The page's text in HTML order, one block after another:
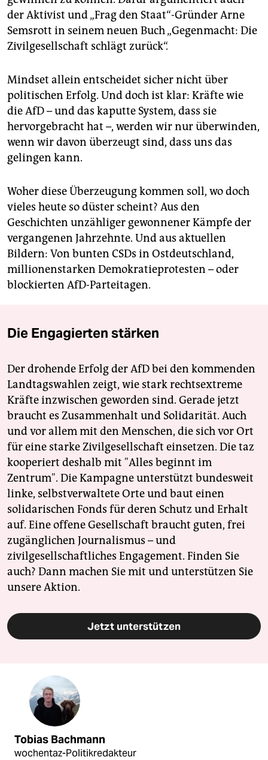
der Aktivist und „Frag den Staat“-Gründer Arne
Semsrott in seinem neuen Buch „Gegenmacht: Die
Zivilgesellschaft schlägt zurück“.⁦
Mindset allein entscheidet sicher nicht über
politischen Erfolg. Und doch ist klar: Kräfte wie
die AfD – und das kaputte System, dass sie
hervorgebracht hat –, werden wir nur überwinden,
wenn wir davon überzeugt sind, dass uns das
gelingen kann.
Woher diese Überzeugung kommen soll, wo doch
vieles heute so düster scheint? Aus den
Geschichten unzähliger gewonnener Kämpfe der
vergangenen Jahrzehnte. Und aus aktuellen
Bildern: Von bunten CSDs in Ostdeutschland,
millionenstarken Demokratieprotesten – oder
blockierten AfD-Parteitagen.
Die Engagierten stärken
Der drohende Erfolg der AfD bei den kommenden
Landtagswahlen zeigt, wie stark rechtsextreme
Kräfte inzwischen geworden sind. Gerade jetzt
braucht es Zusammenhalt und Solidarität. Auch
und vor allem mit den Menschen, die sich vor Ort
für eine starke Zivilgesellschaft einsetzen. Die taz
kooperiert deshalb mit "Alles beginnt im
Zentrum". Die Kampagne unterstützt bundesweit
linke, selbstverwaltete Orte und baut einen
solidarischen Fonds für deren Schutz und Erhalt
auf. Eine offene Gesellschaft braucht guten, frei
zugänglichen Journalismus – und
zivilgesellschaftliches Engagement. Finden Sie
auch? Dann machen Sie mit und unterstützen Sie
unsere Aktion.
Jetzt unterstützen
Tobias Bachmann
wochentaz-Politikredakteur